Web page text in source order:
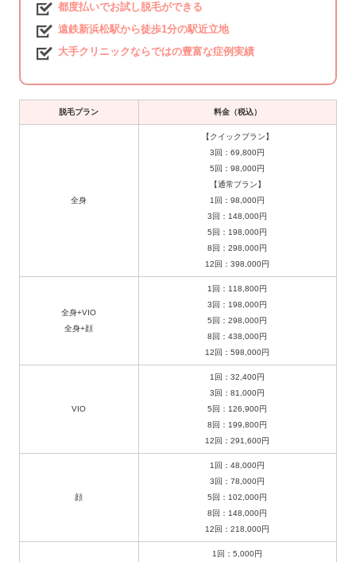
都度払いでお試し脱毛ができる
遠鉄新浜松駅から徒歩1分の駅近立地
大手クリニックならではの豊富な症例実績
脱毛プラン 料金（税込）
全身
【クイックプラン】
3回：69,800円
5回：98,000円
【通常プラン】
1回：98,000円
3回：148,000円
5回：198,000円
8回：298,000円
12回：398,000円
全身+VIO
全身+顔
1回：118,800円
3回：198,000円
5回：298,000円
8回：438,000円
12回：598,000円
VIO
1回：32,400円
3回：81,000円
5回：126,900円
8回：199,800円
12回：291,600円
顔
1回：48,000円
3回：78,000円
5回：102,000円
8回：148,000円
12回：218,000円
1回：5,000円